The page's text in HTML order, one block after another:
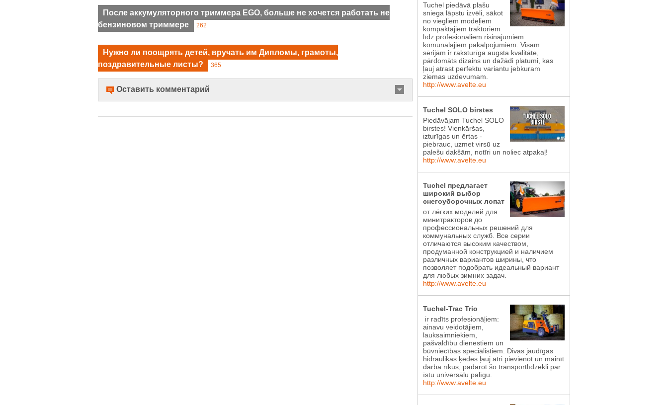
После аккумуляторного триммера EGO, больше не хочется работать не
бензиновом триммере
262
Нужно ли поощрять детей, вручать им Дипломы, грамоты,
поздравительные листы?
365
Оставить комментарий
Имя
Tuchel piedāvā plašu
sniega lāpstu izvēli, sākot
no viegliem modeļiem
kompaktajiem traktoriem
līdz profesionāliem risinājumiem
komunālajiem pakalpojumiem. Visām
sērijām ir raksturīga augsta kvalitāte,
pārdomāts dizains un dažādi platumi, kas
ļauj atrast perfektu variantu jebkuram
ziemas uzdevumam.
http://www.avelte.eu
Tuchel SOLO birstes
Piedāvājam Tuchel SOLO
birstes! Vienkāršas,
izturīgas un ērtas -
piebrauc, uzmet virsū uz
palešu dakšām, notīri un noliec atpakaļ!
http://www.avelte.eu
Tuchel предлагает
широкий выбор
снегоуборочных лопат
от лёгких моделей для
минитракторов до
профессиональных решений для
коммунальных служб. Все серии
отличаются высоким качеством,
продуманной конструкцией и наличием
различных вариантов ширины, что
позволяет подобрать идеальный вариант
для любых зимних задач.
http://www.avelte.eu
Tuchel-Trac Trio
ir radīts profesionāļiem:
ainavu veidotājiem,
lauksaimniekiem,
pašvaldību dienestiem un
būvniecības speciālistiem. Divas jaudīgas
hidraulikas ķēdes ļauj ātri pievienot un mainīt
darba rīkus, padarot šo transportlīdzekli par
īstu universālu palīgu.
http://www.avelte.eu